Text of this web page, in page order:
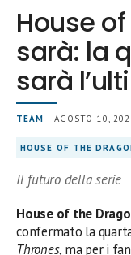
House
sarà: la
sarà
TEAM | AGOSTO 10,
HOUSE OF THE
Il futuro della serie
House of the
confermato la
Thrones, ma per i